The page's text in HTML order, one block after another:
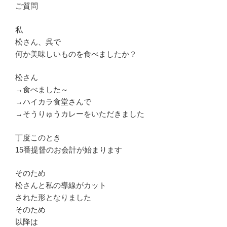
ご質問
私
松さん、呉で
何か美味しいものを食べましたか？
松さん
→食べました～
→ハイカラ食堂さんで
→そうりゅうカレーをいただきました
丁度このとき
15番提督のお会計が始まります
そのため
松さんと私の導線がカット
された形となりました
そのため
以降は